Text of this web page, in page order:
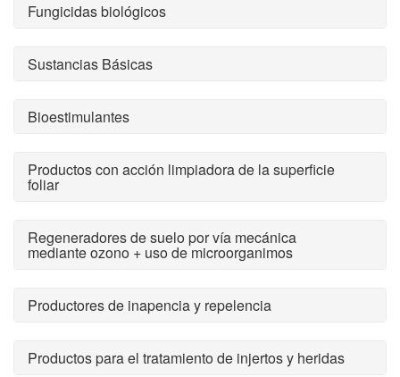
Fungicidas biológicos
Sustancias Básicas
Bioestimulantes
Productos con acción limpiadora de la superficie
foliar
Regeneradores de suelo por vía mecánica
mediante ozono + uso de microorganimos
Productores de inapencia y repelencia
Productos para el tratamiento de injertos y heridas